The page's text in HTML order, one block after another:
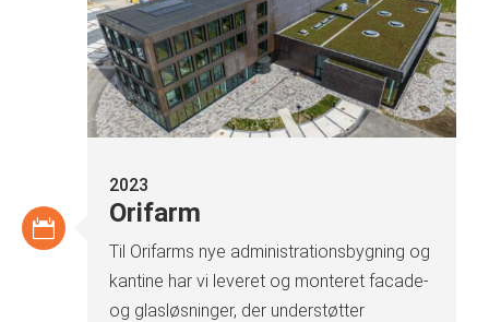
2023
Orifarm
Til Orifarms nye administrationsbygning og
kantine har vi leveret og monteret facade-
og glasløsninger, der understøtter